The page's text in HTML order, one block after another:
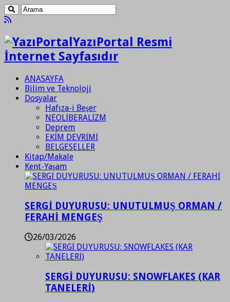
YazıPortal Resmi
İnternet Sayfasıdır
ANASAYFA
Bilim ve Teknoloji
Dosyalar
Hafıza-i Beşer
NEOLİBERALİZM
Deprem
EKİM DEVRİMİ
BELGESELLER
Kitap/Makale
Kent-Yaşam
SERGİ DUYURUSU: UNUTULMUŞ ORMAN /
FERAHİ MENGEŞ
26/03/2026
SERGİ DUYURUSU: SNOWFLAKES (KAR
TANELERİ)